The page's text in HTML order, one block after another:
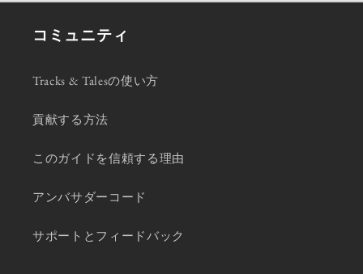
コミュニティ
Tracks & Talesの使い方
貢献する方法
このガイドを信頼する理由
アンバサダーコード
サポートとフィードバック